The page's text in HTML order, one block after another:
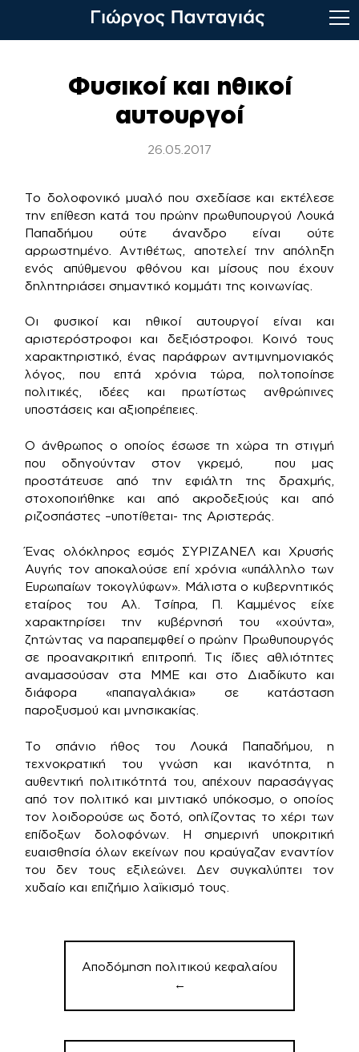
Φυσικοί και ηθικοί
αυτουργοί
26.05.2017
Το δολοφονικό μυαλό που σχεδίασε και εκτέλεσε
την επίθεση κατά του πρώην πρωθυπουργού Λουκά
Παπαδήμου ούτε άνανδρο είναι ούτε
αρρωστημένο. Αντιθέτως, αποτελεί την απόληξη
ενός απύθμενου φθόνου και μίσους που έχουν
δηλητηριάσει σημαντικό κομμάτι της κοινωνίας.
Οι φυσικοί και ηθικοί αυτουργοί είναι και
αριστερόστροφοι και δεξιόστροφοι. Κοινό τους
χαρακτηριστικό, ένας παράφρων αντιμνημονιακός
λόγος, που επτά χρόνια τώρα, πολτοποίησε
πολιτικές, ιδέες και πρωτίστως ανθρώπινες
υποστάσεις και αξιοπρέπειες.
Ο άνθρωπος ο οποίος έσωσε τη χώρα τη στιγμή
που οδηγούνταν στον γκρεμό, που μας
προστάτευσε από την εφιάλτη της δραχμής,
στοχοποιήθηκε και από ακροδεξιούς και από
ριζοσπάστες –υποτίθεται- της Αριστεράς.
Ένας ολόκληρος εσμός ΣΥΡΙΖΑΝΕΛ και Χρυσής
Αυγής τον αποκαλούσε επί χρόνια «υπάλληλο των
Ευρωπαίων τοκογλύφων». Μάλιστα ο κυβερνητικός
εταίρος του Αλ. Τσίπρα, Π. Καμμένος είχε
χαρακτηρίσει την κυβέρνησή του «χούντα»,
ζητώντας να παραπεμφθεί ο πρώην Πρωθυπουργός
σε προανακριτική επιτροπή. Τις ίδιες αθλιότητες
αναμασούσαν στα ΜΜΕ και στο Διαδίκυτο και
διάφορα «παπαγαλάκια» σε κατάσταση
παροξυσμού και μνησικακίας.
Το σπάνιο ήθος του Λουκά Παπαδήμου, η
τεχνοκρατική του γνώση και ικανότητα, η
αυθεντική πολιτικότητά του, απέχουν παρασάγγας
από τον πολιτικό και μιντιακό υπόκοσμο, ο οποίος
τον λοιδορούσε ως δοτό, οπλίζοντας το χέρι των
επίδοξων δολοφόνων. Η σημερινή υποκριτική
ευαισθησία όλων εκείνων που κραύγαζαν εναντίον
του δεν τους εξιλεώνει. Δεν συγκαλύπτει τον
χυδαίο και επιζήμιο λαϊκισμό τους.
Πλοήγηση
άρθρων
Αποδόμηση πολιτικού κεφαλαίου
←